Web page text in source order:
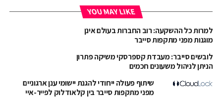
YOU MAY LIKE
למרות כל ההשקעה: רוב החברות בעולם אינן
מוגנות מפני מתקפות סייבר
לובשים סייבר: מעבדת קספרסקי משיקה פתרון
הניתן לניהול משעונים חכמים
שיתוף פעולה ייחודי להגנת יישומי ענן ארגוניים
מפני מתקפות סייבר בין קלאודלוק לפייר-איי